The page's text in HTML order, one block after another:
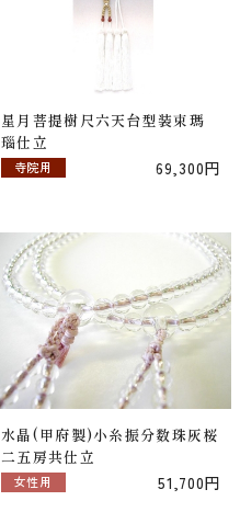
星月菩提樹尺六天台型装束瑪
瑙仕立
69,300円
寺院用
水晶(甲府製)小糸振分数珠灰桜
二五房共仕立
51,700円
女性用